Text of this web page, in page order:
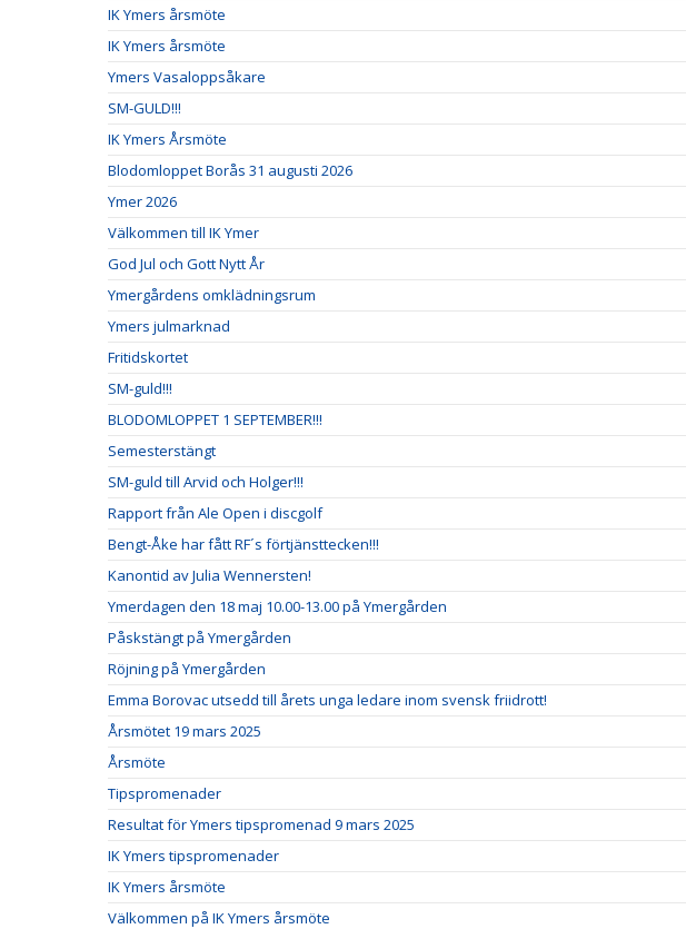
IK Ymers årsmöte
IK Ymers årsmöte
Ymers Vasaloppsåkare
SM-GULD!!!
IK Ymers Årsmöte
Blodomloppet Borås 31 augusti 2026
Ymer 2026
Välkommen till IK Ymer
God Jul och Gott Nytt År
Ymergårdens omklädningsrum
Ymers julmarknad
Fritidskortet
SM-guld!!!
BLODOMLOPPET 1 SEPTEMBER!!!
Semesterstängt
SM-guld till Arvid och Holger!!!
Rapport från Ale Open i discgolf
Bengt-Åke har fått RF´s förtjänsttecken!!!
Kanontid av Julia Wennersten!
Ymerdagen den 18 maj 10.00-13.00 på Ymergården
Påskstängt på Ymergården
Röjning på Ymergården
Emma Borovac utsedd till årets unga ledare inom svensk friidrott!
Årsmötet 19 mars 2025
Årsmöte
Tipspromenader
Resultat för Ymers tipspromenad 9 mars 2025
IK Ymers tipspromenader
IK Ymers årsmöte
Välkommen på IK Ymers årsmöte